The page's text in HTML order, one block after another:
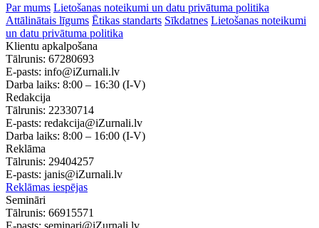
Par mums Lietošanas noteikumi un datu privātuma politika
Attālinātais līgums Ētikas standarts Sīkdatnes Lietošanas noteikumi
un datu privātuma politika
Klientu apkalpošana
Tālrunis: 67280693
E-pasts: info@iZurnali.lv
Darba laiks: 8:00 – 16:30 (I-V)
Redakcija
Tālrunis: 22330714
E-pasts: redakcija@iZurnali.lv
Darba laiks: 8:00 – 16:00 (I-V)
Reklāma
Tālrunis: 29404257
E-pasts: janis@iZurnali.lv
Reklāmas iespējas
Semināri
Tālrunis: 66915571
E-pasts: seminari@iZurnali.lv